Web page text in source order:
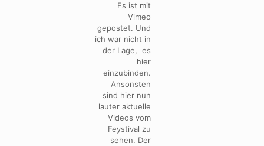
Es ist mit
Vimeo
gepostet. Und
ich war nicht in
der Lage, es
hier
einzubinden.
Ansonsten
sind hier nun
lauter aktuelle
Videos vom
Feystival zu
sehen. Der